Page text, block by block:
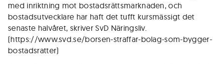
med inriktning mot bostadsrättsmarknaden, och
bostadsutvecklare har haft det tufft kursmässigt det
senaste halvåret, skriver SvD Näringsliv.
(https://www.svd.se/borsen-straffar-bolag-som-bygger-
bostadsratter)